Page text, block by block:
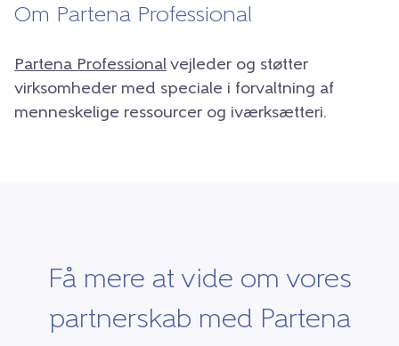
Om Partena Professional
Partena Professional vejleder og støtter
virksomheder med speciale i forvaltning af
menneskelige ressourcer og iværksætteri.
Få mere at vide om vores
partnerskab med Partena